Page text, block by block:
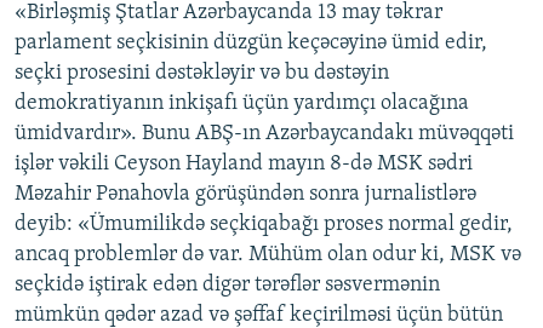
XƏBƏR BÜLLETENLƏRIMIZ
«Birləşmiş Ştatlar Azərbaycanda 13 may təkrar
parlament seçkisinin düzgün keçəcəyinə ümid edir,
seçki prosesini dəstəkləyir və bu dəstəyin
demokratiyanın inkişafı üçün yardımçı olacağına
ümidvardır». Bunu ABŞ-ın Azərbaycandakı müvəqqəti
işlər vəkili Ceyson Hayland mayın 8-də MSK sədri
Məzahir Pənahovla görüşündən sonra jurnalistlərə
deyib: «Ümumilikdə seçkiqabağı proses normal gedir,
ancaq problemlər də var. Mühüm olan odur ki, MSK və
seçkidə iştirak edən digər tərəflər səsvermənin
mümkün qədər azad və şəffaf keçirilməsi üçün bütün